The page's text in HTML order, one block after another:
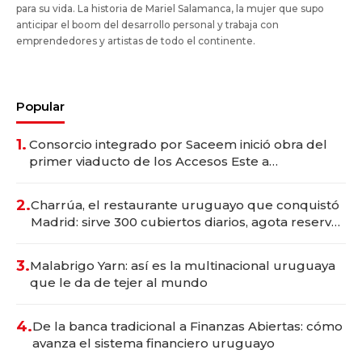
para su vida. La historia de Mariel Salamanca, la mujer que supo
anticipar el boom del desarrollo personal y trabaja con
emprendedores y artistas de todo el continente.
Popular
1. Consorcio integrado por Saceem inició obra del
primer viaducto de los Accesos Este a
2.Charrúa, el restaurante uruguayo que conquistó
Madrid: sirve 300 cubiertos diarios, agota reservas
3.Malabrigo Yarn: así es la multinacional uruguaya
que le da de tejer al mundo
4.De la banca tradicional a Finanzas Abiertas: cómo
avanza el sistema financiero uruguayo